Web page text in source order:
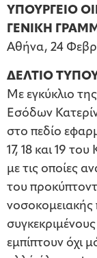
ΥΠΟΥΡΓΕΙΟ
ΓΕΝΙΚΗ
Αθήνα, 24
ΔΕΛΤΙΟ
Με εγκύκλιο
Εσόδων
στο πεδίο
17, 18 και 19
με τις οποίες
του
νοσοκομειακής
εμπίπτουν όχι